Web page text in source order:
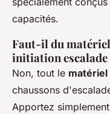
capacités.
Faut-il du
initiation escalade
Non, tout le
chaussons
Apportez